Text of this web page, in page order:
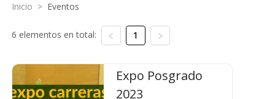
Inicio > Eventos
6 elementos en total: 1
Expo Posgrado
2023